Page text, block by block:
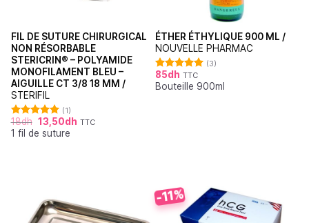
FIL DE SUTURE CHIRURGICAL
NON RÉSORBABLE
STERICRIN® – POLYAMIDE
MONOFILAMENT BLEU –
AIGUILLE CT 3/8 18 MM /
STERIFIL
Note
5.00
sur 5
(1)
18dh 13,50dh TTC
1 fil de suture
ÉTHER ÉTHYLIQUE 900 ML /
NOUVELLE PHARMAC
Note5.00
sur 5
(3)
85dh TTC
Bouteille 900ml
-11%